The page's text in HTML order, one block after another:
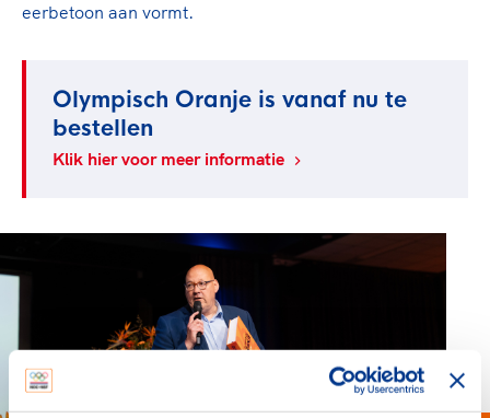
eerbetoon aan vormt.
Olympisch Oranje is vanaf nu te
bestellen
Klik hier voor meer informatie